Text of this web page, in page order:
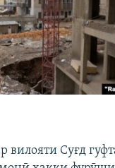
вилояти Суғд